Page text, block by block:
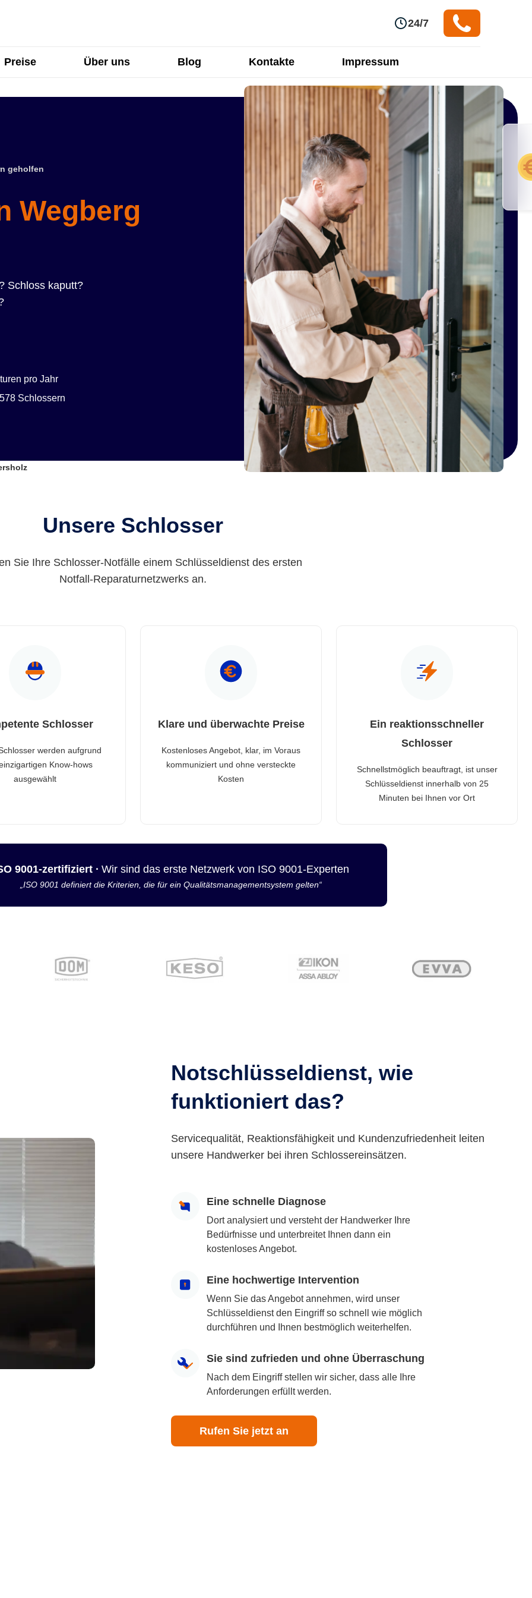
24/7
Preise Über uns Blog Kontakte Impressum
geholfen
Wegberg
Schloss kaputt?
pro Jahr
Schlossern
Unsere Schlosser
Sie Ihre Schlosser-Notfälle einem Schlüsseldienst des ersten
Notfall-Reparaturnetzwerks an.
Schlosser
werden aufgrund
Know-hows
ausgewählt
Klare und überwachte Preise
Kostenloses Angebot, klar, im Voraus
kommuniziert und ohne versteckte
Kosten
Ein reaktionsschneller
Schlosser
Schnellstmöglich beauftragt, ist unser
Schlüsseldienst innerhalb von 25
Minuten bei Ihnen vor Ort
9001-zertifiziert · Wir sind das erste Netzwerk von ISO 9001-Experten
„ISO 9001 definiert die Kriterien, die für ein Qualitätsmanagementsystem gelten“
Notschlüsseldienst, wie
funktioniert das?
Servicequalität, Reaktionsfähigkeit und Kundenzufriedenheit leiten
unsere Handwerker bei ihren Schlossereinsätzen.
Eine schnelle Diagnose
Dort analysiert und versteht der Handwerker Ihre
Bedürfnisse und unterbreitet Ihnen dann ein
kostenloses Angebot.
Eine hochwertige Intervention
Wenn Sie das Angebot annehmen, wird unser
Schlüsseldienst den Eingriff so schnell wie möglich
durchführen und Ihnen bestmöglich weiterhelfen.
Sie sind zufrieden und ohne Überraschung
Nach dem Eingriff stellen wir sicher, dass alle Ihre
Anforderungen erfüllt werden.
Rufen Sie jetzt an